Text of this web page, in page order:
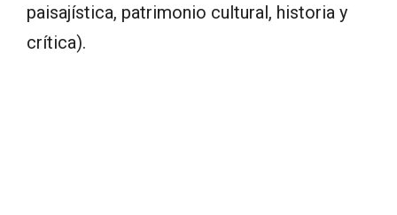
paisajística, patrimonio cultural, historia y
crítica).